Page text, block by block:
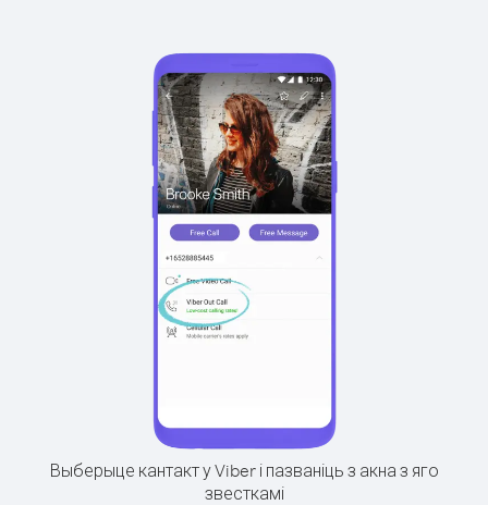
Выберыце кантакт у Viber і пазваніць з акна з яго
звесткамі